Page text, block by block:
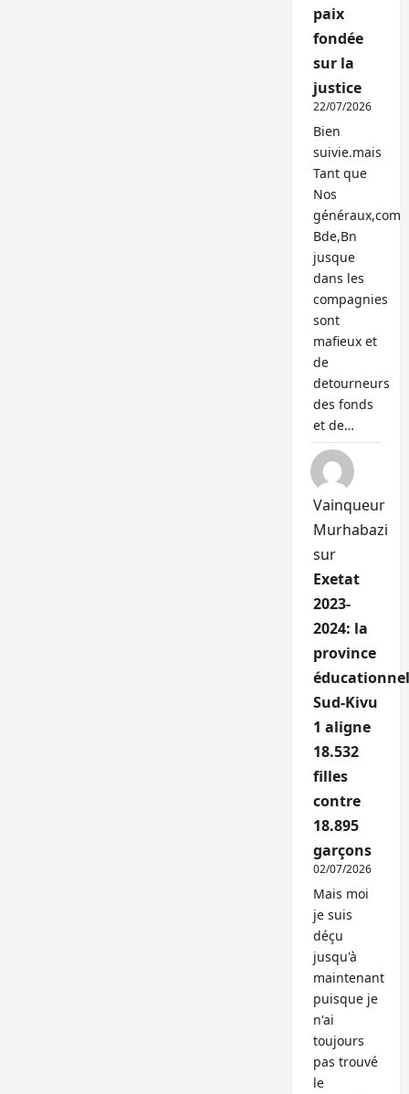
paix
fondée
sur la
justice
22/07/2026
Bien
suivie.mais
Tant que
Nos
généraux,com
Bde,Bn
jusque
dans les
compagnies
sont
mafieux et
de
detourneurs
des fonds
et de…
Vainqueur
Murhabazi
sur
Exetat
2023-
2024: la
province
Sud-Kivu
1 aligne
18.532
filles
contre
18.895
garçons
02/07/2026
Mais moi
je suis
déçu
jusqu'à
maintenant
puisque je
n'ai
toujours
pas trouvé
le